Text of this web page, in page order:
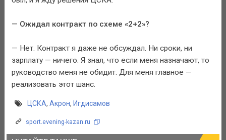
— Ожидал контракт по схеме «2+2»?
— Нет. Контракт я даже не обсуждал. Ни сроки, ни
зарплату — ничего. Я знал, что если меня назначают, то
руководство меня не обидит. Для меня главное —
реализовать этот шанс.
ЦСКА, Акрон, Игдисамов
sport.evening-kazan.ru